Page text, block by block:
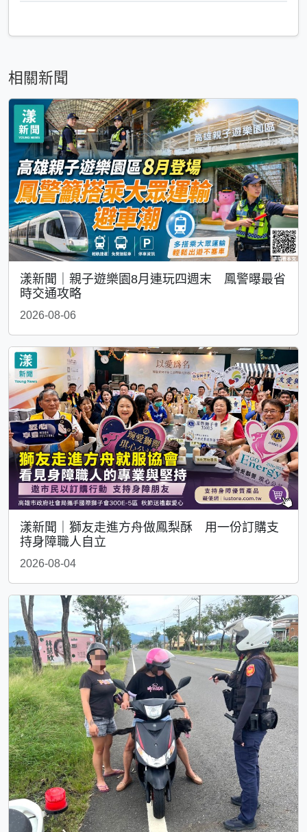
相關新聞
漾新聞｜親子遊樂園8月連玩四週末 鳳警曝最省
時交通攻略
2026-08-06
漾新聞｜獅友走進方舟做鳳梨酥 用一份訂購支
持身障職人自立
2026-08-04